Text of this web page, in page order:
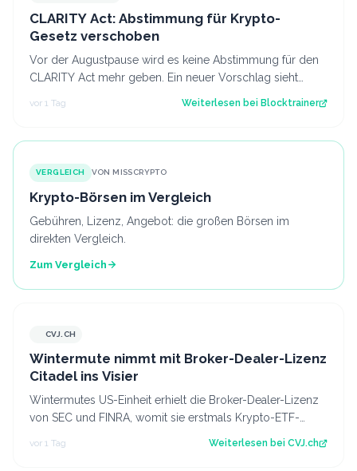
CLARITY Act: Abstimmung für Krypto-
Gesetz verschoben
Vor der Augustpause wird es keine Abstimmung für den
CLARITY Act mehr geben. Ein neuer Vorschlag sieht
derweil vor, dass Trump bestimmte Kry…
vor 1 Tag Weiterlesen bei Blocktrainer
VERGLEICH VON MISSCRYPTO
Krypto-Börsen im Vergleich
Gebühren, Lizenz, Angebot: die großen Börsen im
direkten Vergleich.
Zum Vergleich
CVJ.CHCVJ.CH
Wintermute nimmt mit Broker-Dealer-Lizenz
Citadel ins Visier
Wintermutes US-Einheit erhielt die Broker-Dealer-Lizenz
von SEC und FINRA, womit sie erstmals Krypto-ETF-
vor 1 Tag Weiterlesen bei CVJ.ch